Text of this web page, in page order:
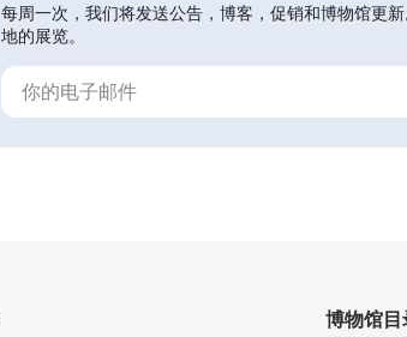
每周一次，我们将发送公告，博客，促销和博物馆更
地的展览。
博物馆目